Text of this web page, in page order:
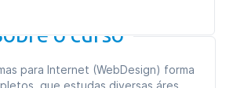
o curso
para Internet (WebDesign) forma
que estudas diversas áres,